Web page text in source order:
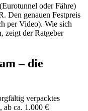
oder Fähre)
Den genauen Festpreis
per Video). Wie sich
zeigt der Ratgeber
– die